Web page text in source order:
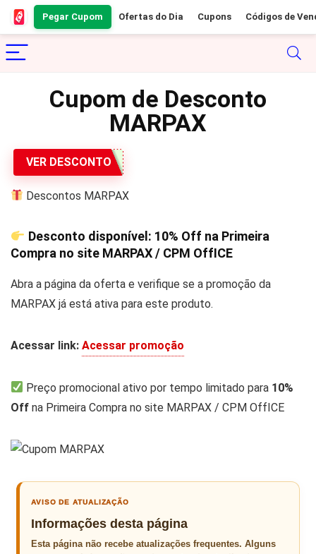
Pegar Cupom Ofertas do Dia Cupons Códigos de
Cupom de Desconto
MARPAX
VER DESCONTO
Descontos MARPAX
Desconto disponível: 10% Off na Primeira
Compra no site MARPAX / CPM OffICE
Abra a página da oferta e verifique se a promoção da
MARPAX já está ativa para este produto.
Acessar link: Acessar promoção
Preço promocional ativo por tempo limitado para 10%
Off na Primeira Compra no site MARPAX / CPM OffICE
AVISO DE ATUALIZAÇÃO
Informações desta página
Esta página não recebe atualizações frequentes. Alguns